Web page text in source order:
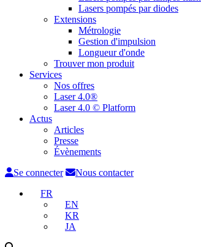
Lasers pompés par diodes
Extensions
Métrologie
Gestion d'impulsion
Longueur d'onde
Trouver mon produit
Services
Nos offres
Laser 4.0®
Laser 4.0 © Platform
Actus
Articles
Presse
Évènements
Se connecter
Nous contacter
FR
EN
KR
JA